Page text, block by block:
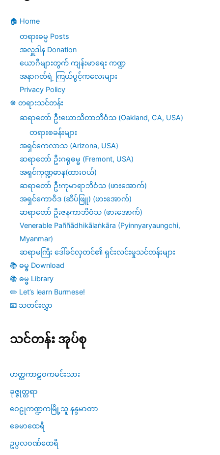
🏠 Home
တရားဓမ္မ Posts
အလှူဒါန Donation
ယောဂီများတွက် ကျန်းမာရေး ကဏ္ဍ
အနာဂတ်ရဲ့ ကြယ်ပွင့်ကလေးများ
Privacy Policy
☸️ တရားသင်တန်း
ဆရာတော် ဦးဃောသိတာဘိဝံသ (Oakland, CA, USA)
တရားစခန်းများ
အရှင်ကေလာသ (Arizona, USA)
ဆရာတော် ဦးဂရုဓမ္မ (Fremont, USA)
အရှင်ကုဏ္ဍဓာန(ထားဝယ်)
ဆရာတော် ဦးကုမာရာဘိဝံသ (ဖားအောက်)
အရှင်ကောဝိဒ (ဆိပ်ဖြူ) (ဖားအောက်)
ဆရာတော် ဦးဇနကာဘိဝံသ (ဖားအောက်)
Venerable Paññādhikālaṅkāra (Pyinnyaryaungchi,
Myanmar)
ဆရာမကြီး ဒေါ်ခင်လှတင်၏ ရှင်းလင်းမှုသင်တန်းများ
📚 ဓမ္ဓ Download
📚 ဓမ္ဓ Library
✏️ Let’s learn Burmese!
📧 သတင်းလွှာ
သင်တန်း အုပ်စု
ဟတ္ထကာဠဝကမင်းသား
ခုဇ္ဇုတ္တရာ
ဝေဠုကဏ္ဍကမြို့သူ နန္ဒမာတာ
ခေမာထေရီ
ဥပ္ပလဝဏ်ထေရီ